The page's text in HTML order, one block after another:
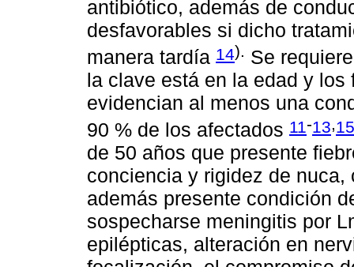
antibiótico, además de
desfavorables si dicho
manera tardía 14).
Se
la clave está en la edad y
evidencian al menos una
90 % de los afectados 11-13,15
de 50 años que presente
conciencia y rigidez de
además presente condición
sospecharse meningitis por
epilépticas, alteración en